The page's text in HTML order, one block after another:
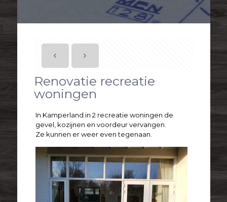
Renovatie recreatie
woningen
In Kamperland in 2 recreatie woningen de
gevel, kozijnen en voordeur vervangen.
Ze kunnen er weer even tegenaan.